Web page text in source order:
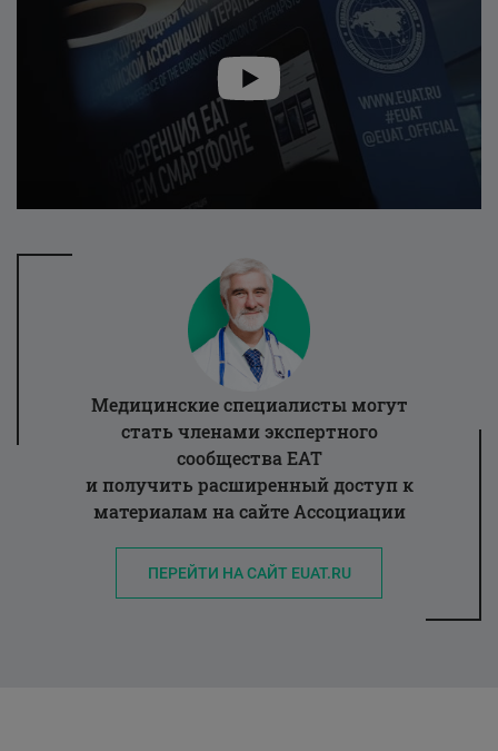
Медицинские специалисты могут
стать членами экспертного
сообщества ЕАТ
и получить расширенный доступ к
материалам на сайте Ассоциации
ПЕРЕЙТИ НА САЙТ EUAT.RU